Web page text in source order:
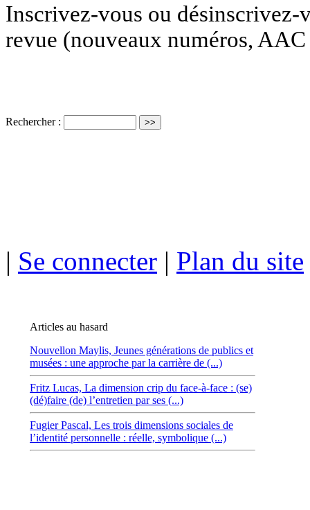
Inscrivez-vous ou
revue (nouveaux numéros,
Rechercher :
| Se connecter | Plan du site
Articles au hasard
Nouvellon Maylis, Jeunes générations de publics et
musées : une approche par la carrière de (...)
Fritz Lucas, La dimension crip du face-à-face : (se)
(dé)faire (de) l’entretien par ses (...)
Fugier Pascal, Les trois dimensions sociales de
l’identité personnelle : réelle, symbolique (...)